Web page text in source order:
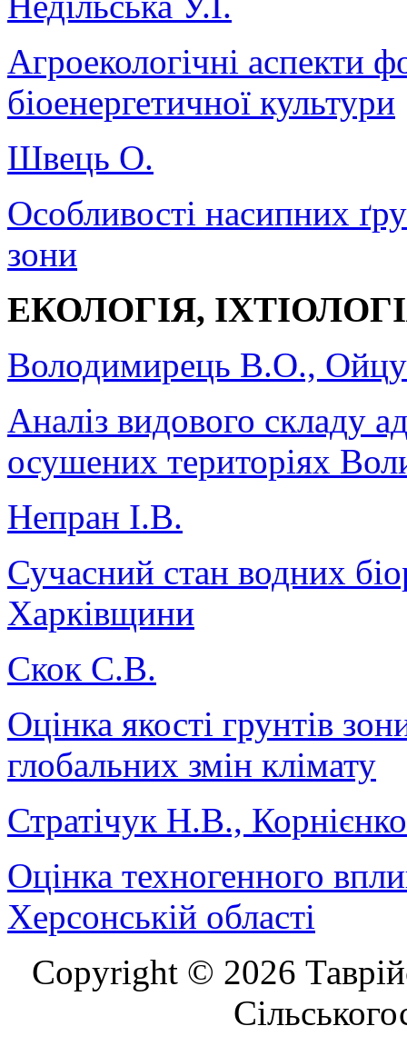
Агроекологічні аспекти
біоенергетичної культури
Швець О.
Особливості насипних
зони
ЕКОЛОГІЯ,
Володимирець В.О.,
Аналіз видового складу
осушених територіях
Непран І.В.
Сучасний стан водних
Харківщини
Скок С.В.
Оцінка якості грунтів
глобальних змін клімату
Стратічук Н.В.,
Оцінка техногенного
Херсонській області
Copyright © 2026